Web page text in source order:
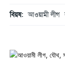
বিয়ষ: আওয়ামী লীগ